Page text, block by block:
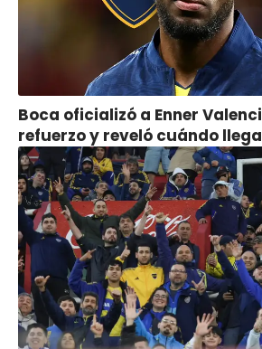
Boca oficializó a Enner
refuerzo y reveló cuándo llega